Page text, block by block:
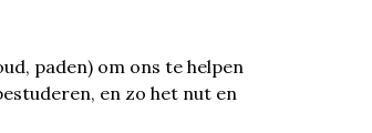
paden) om ons te helpen
en zo het nut en